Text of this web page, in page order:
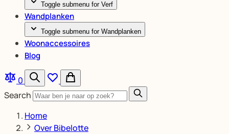
Toggle submenu for Verf
Wandplanken
Toggle submenu for Wandplanken
Woonaccessoires
Blog
0
Search
Home
Over Bibelotte